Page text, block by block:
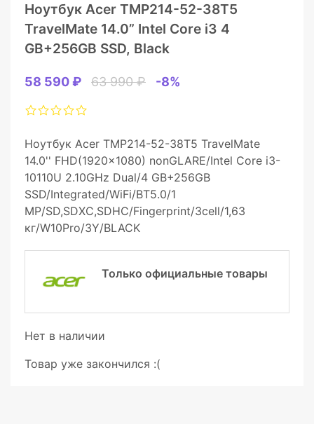
Ноутбук Acer TMP214-52-38T5
TravelMate 14.0” Intel Core i3 4
GB+256GB SSD, Black
58 590 ₽ 63 990 ₽ -8%
Ноутбук Acer TMP214-52-38T5 TravelMate
14.0'' FHD(1920x1080) nonGLARE/Intel Core i3-
10110U 2.10GHz Dual/4 GB+256GB
SSD/Integrated/WiFi/BT5.0/1
MP/SD,SDXC,SDHC/Fingerprint/3cell/1,63
кг/W10Pro/3Y/BLACK
Только официальные товары
Нет в наличии
Товар уже закончился :(